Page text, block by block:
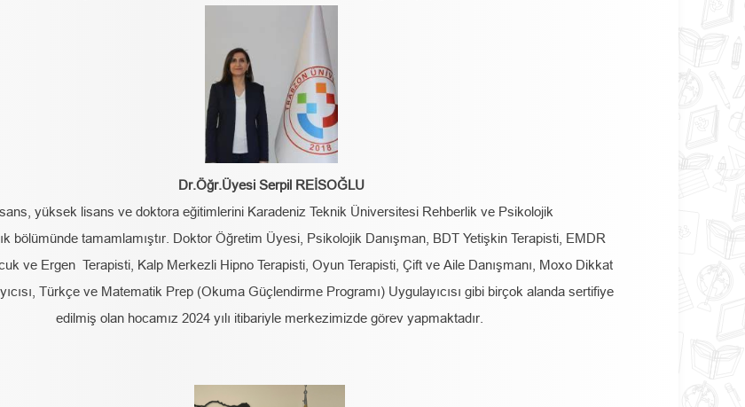
Dr.Öğr.Üyesi Serpil REİSOĞLU
yüksek lisans ve doktora eğitimlerini Karadeniz Teknik Üniversitesi Rehberlik ve Psikolojik
bölümünde tamamlamıştır. Doktor Öğretim Üyesi, Psikolojik Danışman, BDT Yetişkin Terapisti, EMDR
ve Ergen Terapisti, Kalp Merkezli Hipno Terapisti, Oyun Terapisti, Çift ve Aile Danışmanı, Moxo Dikkat
Türkçe ve Matematik Prep (Okuma Güçlendirme Programı) Uygulayıcısı gibi birçok alanda sertifiye
edilmiş olan hocamız 2024 yılı itibariyle merkezimizde görev yapmaktadır.